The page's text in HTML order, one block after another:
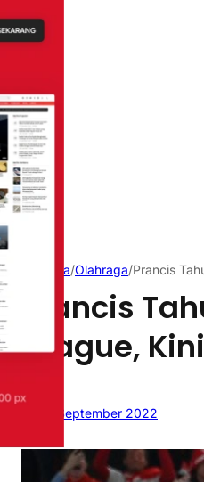
Beranda/Olahraga/Prancis
Prancis
League,
26 September 2022